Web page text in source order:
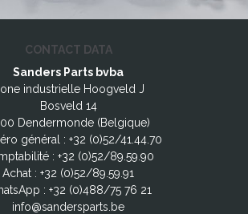
CONTACT DATA
Sanders Parts bvba
industrielle Hoogveld J
Bosveld 14
Dendermonde (Belgique)
général : +32 (0)52/41.44.70
: +32 (0)52/89.59.90
Achat : +32 (0)52/89.59.91
: +32 (0)488/75 76 21
info@sandersparts.be